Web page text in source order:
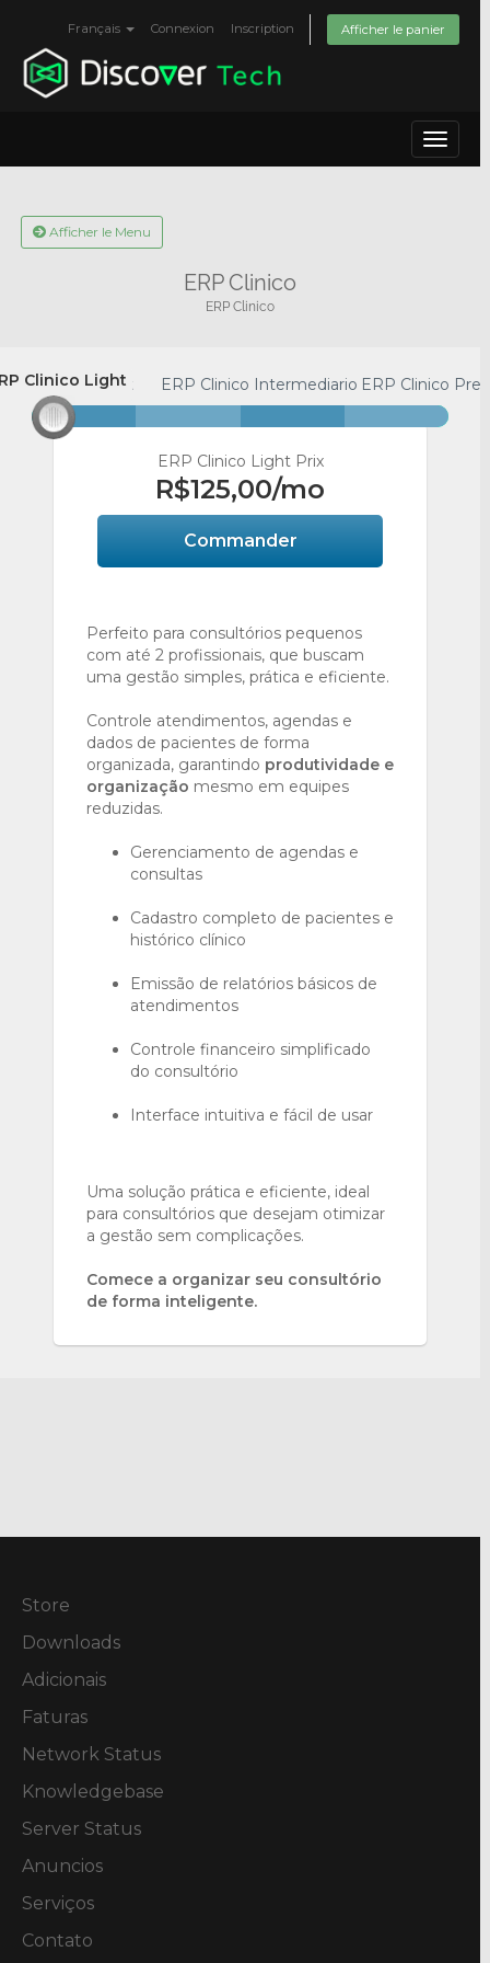
Français Connexion Inscription Afficher le panier
Toggle
Afficher le Menu
ERP Clinico
ERP Clinico
Clinico Light
ERP Clinico Light ERP Clinico Intermediario ERP Clinico
ERP Clinico Light Prix
R$125,00/mo
Commander
Perfeito para consultórios pequenos
com até 2 profissionais, que buscam
uma gestão simples, prática e eficiente.
Controle atendimentos, agendas e
dados de pacientes de forma
organizada, garantindo produtividade e
organização mesmo em equipes
reduzidas.
Gerenciamento de agendas e
consultas
Cadastro completo de pacientes e
histórico clínico
Emissão de relatórios básicos de
atendimentos
Controle financeiro simplificado
do consultório
Interface intuitiva e fácil de usar
Uma solução prática e eficiente, ideal
para consultórios que desejam otimizar
a gestão sem complicações.
Comece a organizar seu consultório
de forma inteligente.
Store
Downloads
Adicionais
Faturas
Network Status
Knowledgebase
Server Status
Anuncios
Serviços
Contato